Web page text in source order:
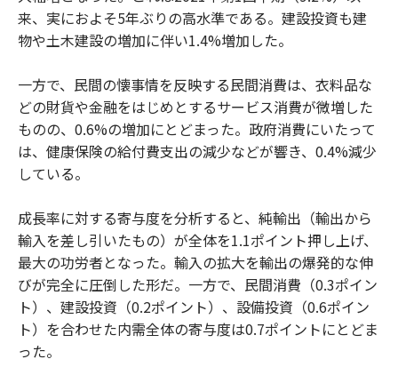
来、実におよそ5年ぶりの高水準である。建設投資も建
物や土木建設の増加に伴い1.4%増加した。
一方で、民間の懐事情を反映する民間消費は、衣料品な
どの財貨や金融をはじめとするサービス消費が微増した
ものの、0.6%の増加にとどまった。政府消費にいたって
は、健康保険の給付費支出の減少などが響き、0.4%減少
している。
成長率に対する寄与度を分析すると、純輸出（輸出から
輸入を差し引いたもの）が全体を1.1ポイント押し上げ、
最大の功労者となった。輸入の拡大を輸出の爆発的な伸
びが完全に圧倒した形だ。一方で、民間消費（0.3ポイン
ト）、建設投資（0.2ポイント）、設備投資（0.6ポイン
ト）を合わせた内需全体の寄与度は0.7ポイントにとどま
った。